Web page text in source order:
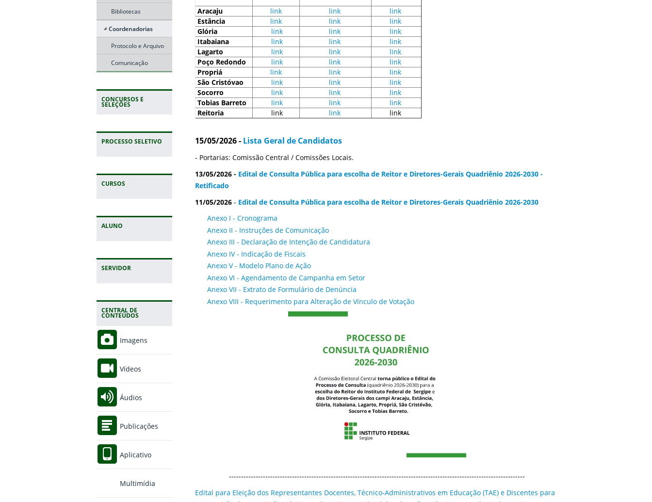
Bibliotecas
Coordenadorias
Protocolo e Arquivo
Comunicação
CONCURSOS E
SELEÇÕES
PROCESSO SELETIVO
CURSOS
ALUNO
SERVIDOR
CENTRAL DE
CONTEÚDOS
Imagens
Vídeos
Áudios
Publicações
Aplicativo
Multimídia
Aracaju link link
link
Estância
link link
link
Glória
link link
link
Itabaiana
link link
link
Lagarto
link link
link
Poço Redondo
link link
link
Propriá
link link
link
São Cristóvao
link link
link
Socorro
link link
link
Tobias Barreto
link link
link
Reitoria
link link link
15/05/2026 - Lista Geral de Candidatos
- Portarias: Comissão Central / Comissões Locais.
13/05/2026 - Edital de Consulta Pública para escolha de Reitor e Diretores-Gerais Quadriênio 2026-2030 -
Retificado
11/05/2026 - Edital de Consulta Pública para escolha de Reitor e Diretores-Gerais Quadriênio 2026-2030
Anexo I - Cronograma
Anexo II - Instruções de Comunicação
Anexo III - Declaração de Intenção de Candidatura
Anexo IV - Indicação de Fiscais
Anexo V - Modelo Plano de Ação
Anexo VI - Agendamento de Campanha em Setor
Anexo VII - Extrato de Formulário de Denúncia
Anexo VIII - Requerimento para Alteração de Vínculo de Votação
--------------------------------------------------------------------------------------------------------------------------
Edital para Eleição dos Representantes Docentes, Técnico-Administrativos em Educação (TAE) e Discentes para